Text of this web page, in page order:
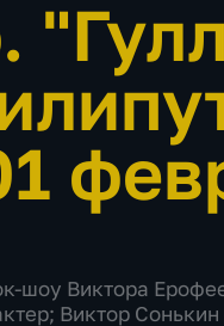
шоу Виктора
Виктор